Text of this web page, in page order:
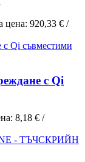
цена: 920,33 € /
с Qi
8,18 € /